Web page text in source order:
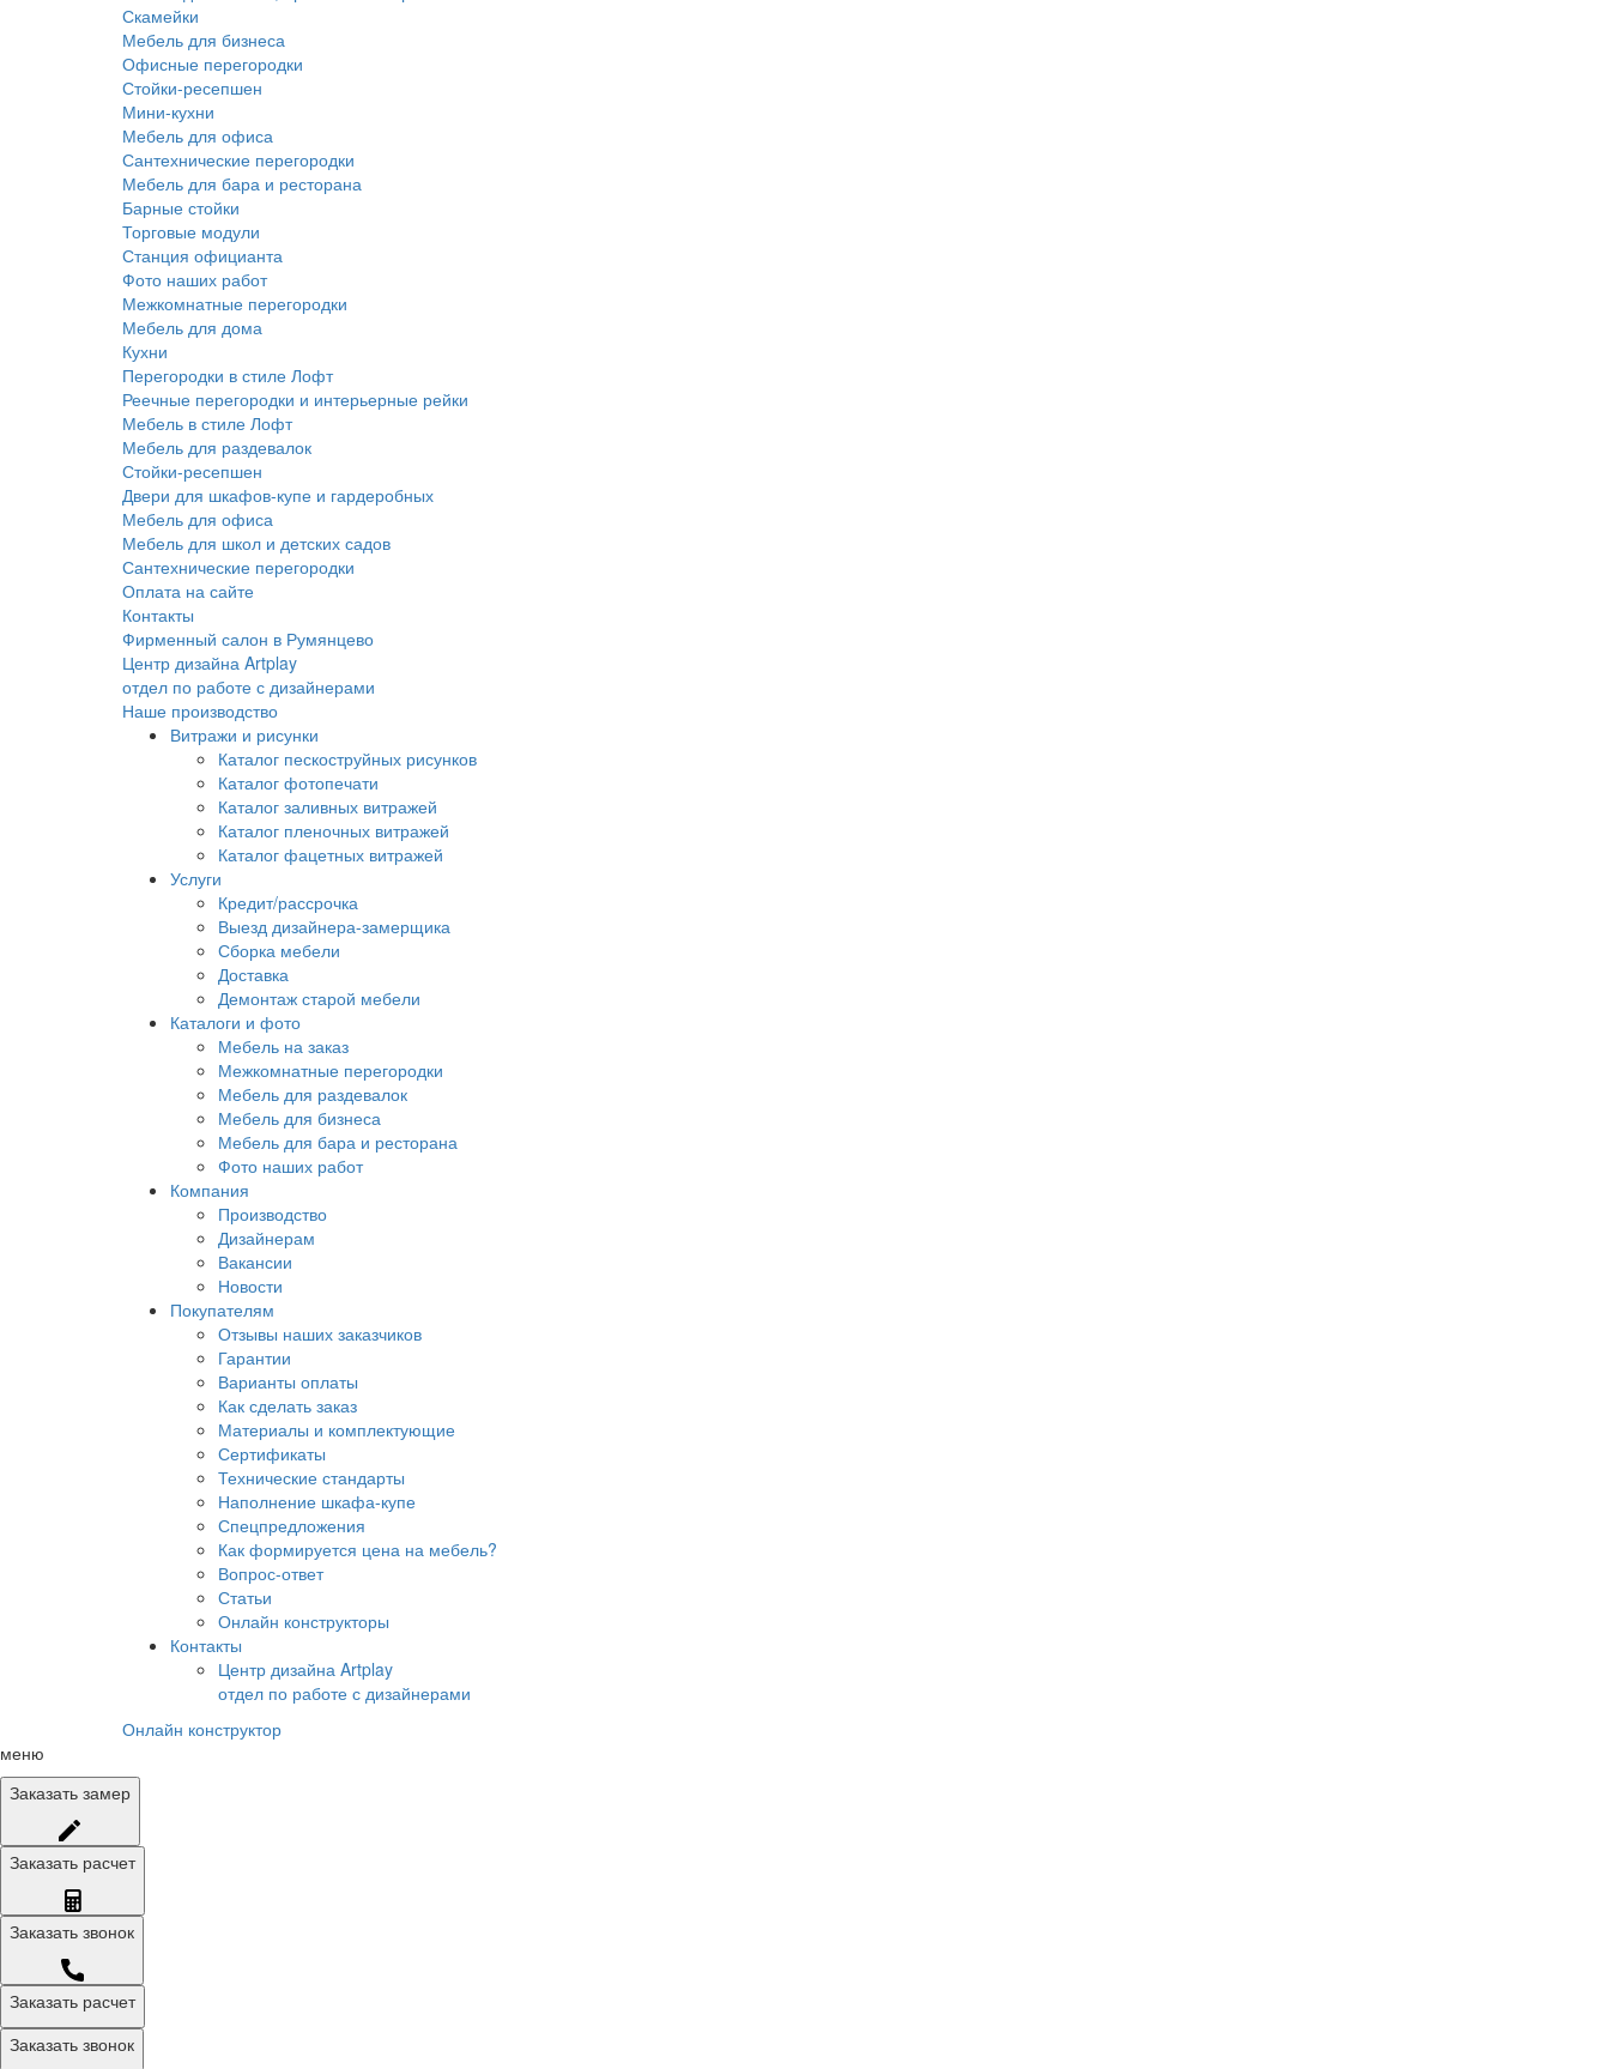
Скамейки
Мебель для бизнеса
Офисные перегородки
Стойки-ресепшен
Мини-кухни
Мебель для офиса
Сантехнические перегородки
Мебель для бара и ресторана
Барные стойки
Торговые модули
Станция официанта
Фото наших работ
Межкомнатные перегородки
Мебель для дома
Кухни
Перегородки в стиле Лофт
Реечные перегородки и интерьерные рейки
Мебель в стиле Лофт
Мебель для раздевалок
Стойки-ресепшен
Двери для шкафов-купе и гардеробных
Мебель для офиса
Мебель для школ и детских садов
Сантехнические перегородки
Оплата на сайте
Контакты
Фирменный салон в Румянцево
Центр дизайна Artplay
отдел по работе с дизайнерами
Наше производство
Витражи и рисунки
Каталог пескоструйных рисунков
Каталог фотопечати
Каталог заливных витражей
Каталог пленочных витражей
Каталог фацетных витражей
Услуги
Кредит/рассрочка
Выезд дизайнера-замерщика
Сборка мебели
Доставка
Демонтаж старой мебели
Каталоги и фото
Мебель на заказ
Межкомнатные перегородки
Мебель для раздевалок
Мебель для бизнеса
Мебель для бара и ресторана
Фото наших работ
Компания
Производство
Дизайнерам
Вакансии
Новости
Покупателям
Отзывы наших заказчиков
Гарантии
Варианты оплаты
Как сделать заказ
Материалы и комплектующие
Сертификаты
Технические стандарты
Наполнение шкафа-купе
Спецпредложения
Как формируется цена на мебель?
Вопрос-ответ
Статьи
Онлайн конструкторы
Контакты
Центр дизайна Artplay
отдел по работе с дизайнерами
Онлайн конструктор
меню
Заказать замер
Заказать расчет
Заказать звонок
Заказать расчет
Заказать звонок